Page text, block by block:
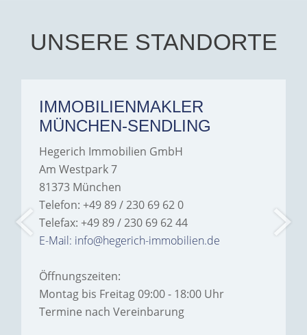
UNSERE STANDORTE
IMMOBILIENMAKLER
MÜNCHEN-SENDLING
Hegerich Immobilien GmbH
Am Westpark 7
81373 München
Telefon: +49 89 / 230 69 62 0
Telefax: +49 89 / 230 69 62 44
E-Mail: info@hegerich-immobilien.de
Öffnungszeiten:
Montag bis Freitag 09:00 - 18:00 Uhr
Termine nach Vereinbarung